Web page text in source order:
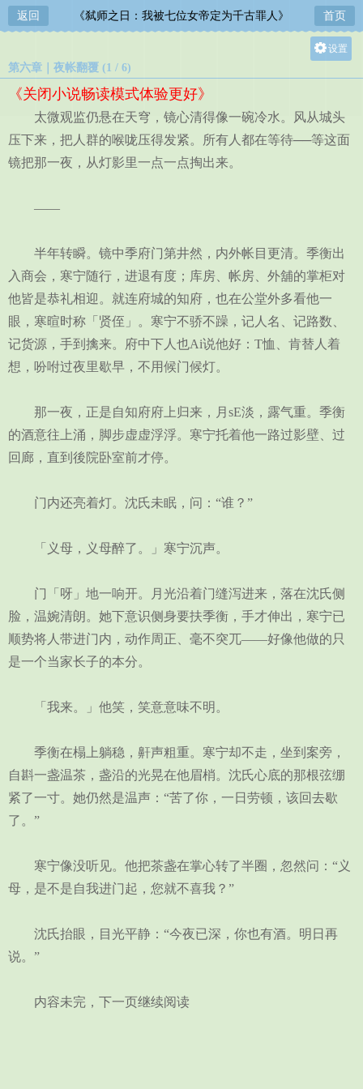
返回 《弑师之日：我被七位女帝定为千古罪人》 首页
设置
中
小
第六章｜夜帐翻覆 (1 / 6)
《关闭小说畅读模式体验更好》
太微观监仍悬在天穹，镜心清得像一碗冷水。风从城头
压下来，把人群的喉咙压得发紧。所有人都在等待──等这面
镜把那一夜，从灯影里一点一点掏出来。
——
半年转瞬。镜中季府门第井然，内外帐目更清。季衡出
入商会，寒宁随行，进退有度；库房、帐房、外舖的掌柜对
他皆是恭礼相迎。就连府城的知府，也在公堂外多看他一
眼，寒暄时称「贤侄」。寒宁不骄不躁，记人名、记路数、
记货源，手到擒来。府中下人也Ai说他好：T恤、肯替人着
想，吩咐过夜里歇早，不用候门候灯。
那一夜，正是自知府府上归来，月sE淡，露气重。季衡
的酒意往上涌，脚步虚虚浮浮。寒宁托着他一路过影壁、过
回廊，直到後院卧室前才停。
门内还亮着灯。沈氏未眠，问：“谁？”
「义母，义母醉了。」寒宁沉声。
门「呀」地一响开。月光沿着门缝泻进来，落在沈氏侧
脸，温婉清朗。她下意识侧身要扶季衡，手才伸出，寒宁已
顺势将人带进门内，动作周正、毫不突兀——好像他做的只
是一个当家长子的本分。
「我来。」他笑，笑意意味不明。
季衡在榻上躺稳，鼾声粗重。寒宁却不走，坐到案旁，
自斟一盏温茶，盏沿的光晃在他眉梢。沈氏心底的那根弦绷
紧了一寸。她仍然是温声：“苦了你，一日劳顿，该回去歇
了。”
寒宁像没听见。他把茶盏在掌心转了半圈，忽然问：“义
母，是不是自我进门起，您就不喜我？”
沈氏抬眼，目光平静：“今夜已深，你也有酒。明日再
说。”
内容未完，下一页继续阅读